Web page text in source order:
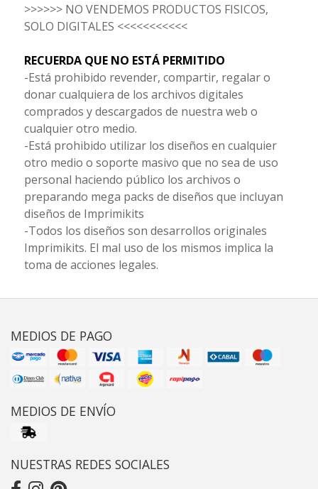
>>>>>> NO VENDEMOS PRODUCTOS FISICOS,
SOLO DIGITALES <<<<<<<<<<<
RECUERDA QUE NO ESTÁ PERMITIDO
-Está prohibido revender, compartir, regalar o
donar cualquiera de los archivos digitales
comprados y descargados de nuestra web o
cualquier otro medio.
-Está prohibido utilizar los diseños en cualquier
otro medio o soporte masivo que no sea de uso
personal haciendo público los archivos o
preparando mega packs de diseños que incluyan
diseños de Imprimikits
-Todos los diseños son desarrollos originales
Imprimikits. El mal uso de los mismos implica la
toma de acciones legales.
MEDIOS DE PAGO
MEDIOS DE ENVÍO
NUESTRAS REDES SOCIALES